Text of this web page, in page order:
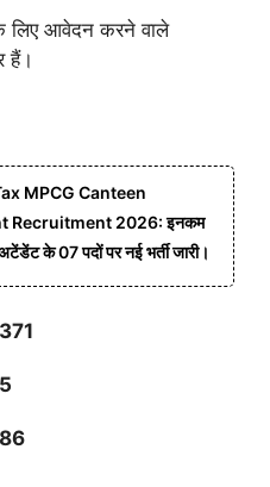
लिए आवेदन करने वाले
हैं।
MPCG Canteen
Recruitment 2026: इनकम
के 07 पदों पर नई भर्ती जारी।